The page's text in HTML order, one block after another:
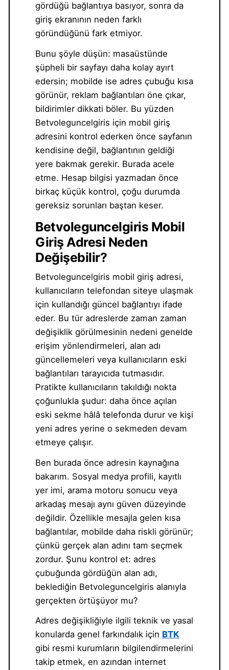
gördüğü bağlantıya basıyor, sonra da
giriş ekranının neden farklı
göründüğünü fark etmiyor.
Bunu şöyle düşün: masaüstünde
şüpheli bir sayfayı daha kolay ayırt
edersin; mobilde ise adres çubuğu kısa
görünür, reklam bağlantıları öne çıkar,
bildirimler dikkati böler. Bu yüzden
Betvoleguncelgiris için mobil giriş
adresini kontrol ederken önce sayfanın
kendisine değil, bağlantının geldiği
yere bakmak gerekir. Burada acele
etme. Hesap bilgisi yazmadan önce
birkaç küçük kontrol, çoğu durumda
gereksiz sorunları baştan keser.
Betvoleguncelgiris Mobil
Giriş Adresi Neden
Değişebilir?
Betvoleguncelgiris mobil giriş adresi,
kullanıcıların telefondan siteye ulaşmak
için kullandığı güncel bağlantıyı ifade
eder. Bu tür adreslerde zaman zaman
değişiklik görülmesinin nedeni genelde
erişim yönlendirmeleri, alan adı
güncellemeleri veya kullanıcıların eski
bağlantıları tarayıcıda tutmasıdır.
Pratikte kullanıcıların takıldığı nokta
çoğunlukla şudur: daha önce açılan
eski sekme hâlâ telefonda durur ve kişi
yeni adres yerine o sekmeden devam
etmeye çalışır.
Ben burada önce adresin kaynağına
bakarım. Sosyal medya profili, kayıtlı
yer imi, arama motoru sonucu veya
arkadaş mesajı aynı güven düzeyinde
değildir. Özellikle mesajla gelen kısa
bağlantılar, mobilde daha riskli görünür;
çünkü gerçek alan adını tam seçmek
zordur. Şunu kontrol et: adres
çubuğunda gördüğün alan adı,
beklediğin Betvoleguncelgiris alanıyla
gerçekten örtüşüyor mu?
Adres değişikliğiyle ilgili teknik ve yasal
konularda genel farkındalık için BTK
gibi resmi kurumların bilgilendirmelerini
takip etmek, en azından internet